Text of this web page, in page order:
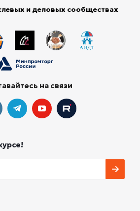
и деловых сообществах
на связи